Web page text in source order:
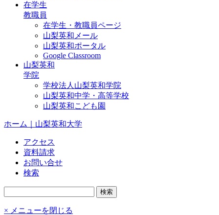
在学生
教職員
在学生・教職員ページ
山梨英和メール
山梨英和ポータル
Google Classroom
山梨英和
学院
学校法人山梨英和学院
山梨英和中学・高等学校
山梨英和こども園
ホーム｜山梨英和大学
アクセス
資料請求
お問い合せ
検索
× メニューを閉じる